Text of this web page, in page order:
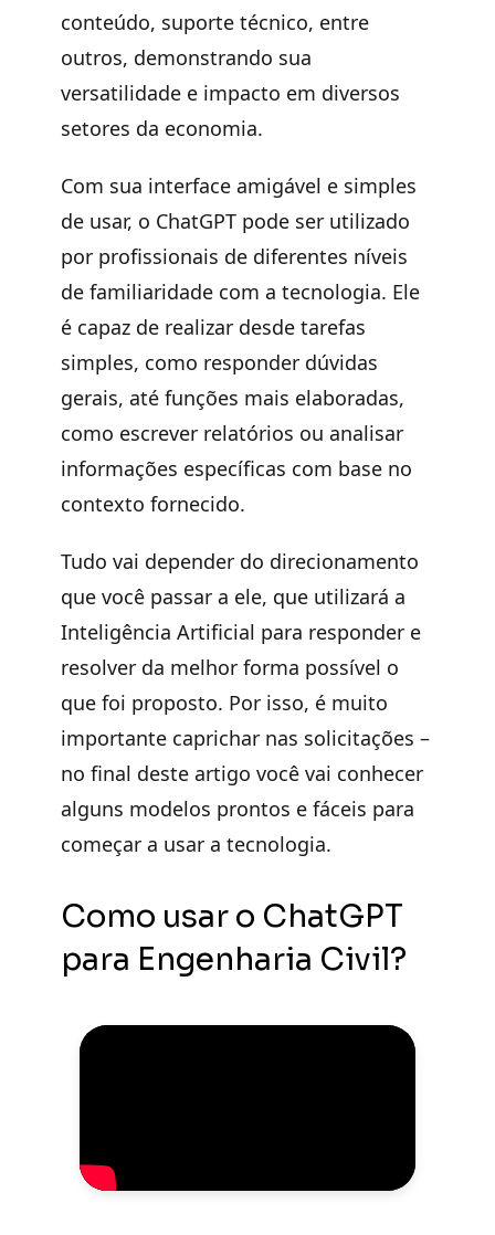
conteúdo, suporte técnico, entre
outros, demonstrando sua
versatilidade e impacto em diversos
setores da economia.
Com sua interface amigável e simples
de usar, o ChatGPT pode ser utilizado
por profissionais de diferentes níveis
de familiaridade com a tecnologia. Ele
é capaz de realizar desde tarefas
simples, como responder dúvidas
gerais, até funções mais elaboradas,
como escrever relatórios ou analisar
informações específicas com base no
contexto fornecido.
Tudo vai depender do direcionamento
que você passar a ele, que utilizará a
Inteligência Artificial para responder e
resolver da melhor forma possível o
que foi proposto. Por isso, é muito
importante caprichar nas solicitações –
no final deste artigo você vai conhecer
alguns modelos prontos e fáceis para
começar a usar a tecnologia.
Como usar o ChatGPT
para Engenharia Civil?